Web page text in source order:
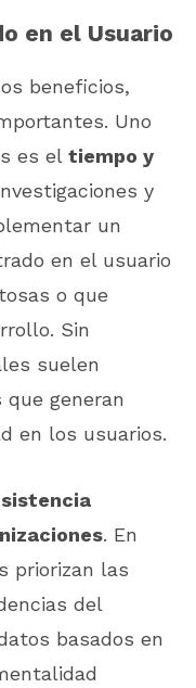
en el Usuario
beneficios,
Uno
es eltiempo y
y
un
en el usuario
o que
Sin
suelen
generan
en los usuarios.
. En
priorizan las
del
basados en